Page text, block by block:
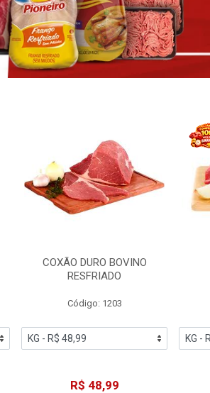
COXÃO DURO BOVINO
RESFRIADO
Código: 1203
R$ 48,99